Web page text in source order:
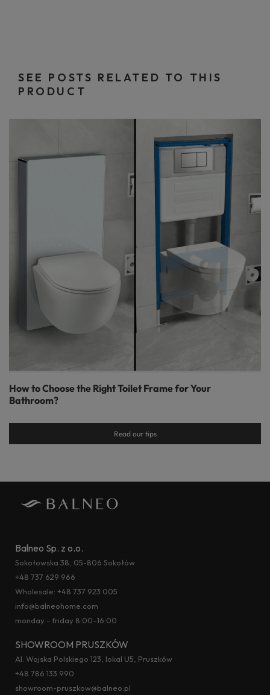
SEE POSTS RELATED TO THIS
PRODUCT
How to Choose the Right Toilet Frame for Your
Bathroom?
Read our tips
Balneo Sp. z o.o.
Sokołowska 38, 05-806 Sokołów
+48 737 629 966
Wholesale: +48 737 923 005
info@balneohome.com
monday - friday 8:00–16:00
SHOWROOM PRUSZKÓW
Al. Wojska Polskiego 123, lokal U5, Pruszków
+48 786 133 990
showroom-pruszkow@balneo.pl